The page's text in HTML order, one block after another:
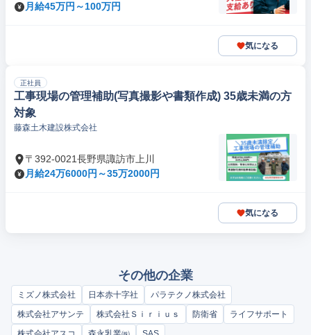
月給45万円～100万円
気になる
正社員
工事現場の管理補助(写真撮影や書類作成) 35歳未満の方
対象
藤森土木建設株式会社
〒392-0021長野県諏訪市上川
月給24万6000円～35万2000円
気になる
その他の企業
ミズノ株式会社 日本赤十字社
パラテクノ株式会社
株式会社アサンテ
株式会社Ｓｉｒｉｕｓ 防衛省
ライフサポート